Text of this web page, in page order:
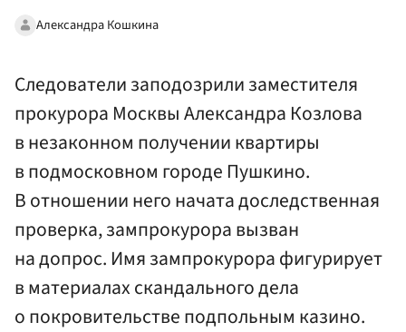
Александра Кошкина
Следователи заподозрили заместителя
прокурора Москвы Александра Козлова
в незаконном получении квартиры
в подмосковном городе Пушкино.
В отношении него начата доследственная
проверка, зампрокурора вызван
на допрос. Имя зампрокурора фигурирует
в материалах скандального дела
о покровительстве подпольным казино.